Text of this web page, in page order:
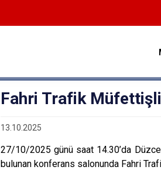
Fahri Trafik
13.10.2025
27/10/2025 günü saat 14.30’da
bulunan konferans salonunda Fahri